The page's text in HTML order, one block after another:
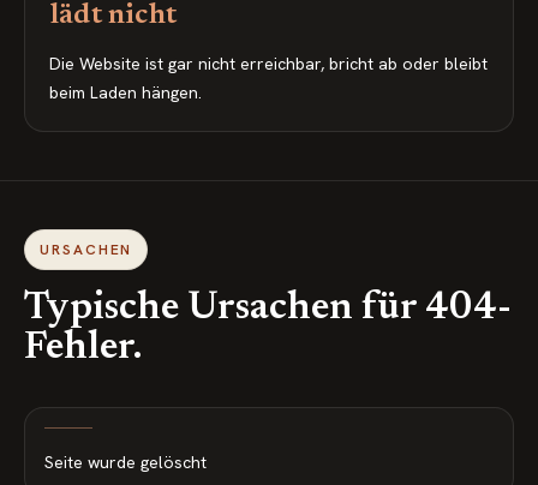
lädt nicht
Die Website ist gar nicht erreichbar, bricht ab oder bleibt
beim Laden hängen.
URSACHEN
Typische Ursachen für 404-
Fehler.
Seite wurde gelöscht